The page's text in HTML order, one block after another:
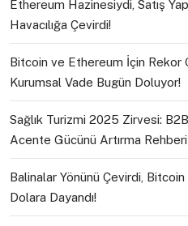
Ethereum Hazinesiydi, Satış
Havacılığa Çevirdi!
Bitcoin ve Ethereum İçin Rekor
Kurumsal Vade Bugün Doluyor!
Sağlık Turizmi 2025 Zirvesi:
Acente Gücünü Artırma Rehberi
Balinalar Yönünü Çevirdi, Bitcoin
Dolara Dayandı!